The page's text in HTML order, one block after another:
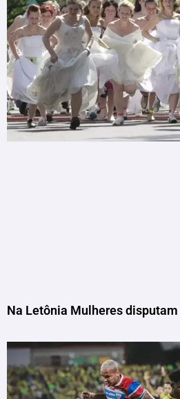
Na Letônia Mulheres disputam